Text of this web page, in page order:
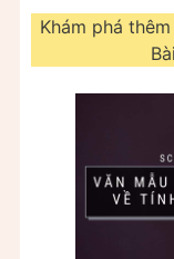
Khám phá thêm